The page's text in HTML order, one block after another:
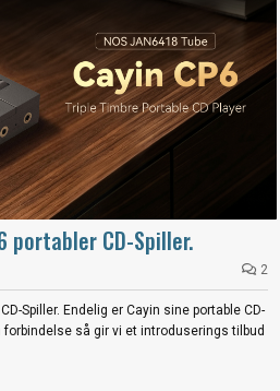
portabler CD-Spiller.
2
Spiller. Endelig er Cayin sine portable CD-
forbindelse så gir vi et introduserings tilbud